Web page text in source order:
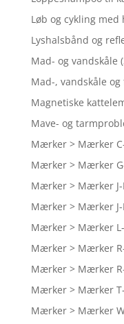
Løb og cykling med
Lyshalsbånd og
Mad- og vandskåle
Mad-, vandskåle
Magnetiske
Mave- og
Mærker > Mærker
Mærker > Mærker
Mærker > Mærker J-
Mærker > Mærker J-
Mærker > Mærker
Mærker > Mærker
Mærker > Mærker
Mærker > Mærker
Mærker > Mærker